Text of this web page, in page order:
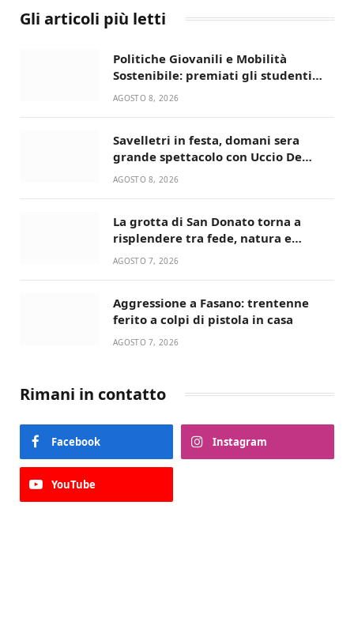
Gli articoli più letti
Politiche Giovanili e Mobilità
Sostenibile: premiati gli studenti
universitari del bando “La strada
AGOSTO 8, 2026
Savelletri in festa, domani sera
grande spettacolo con Uccio De
Santis
AGOSTO 8, 2026
La grotta di San Donato torna a
risplendere tra fede, natura e
devozione
AGOSTO 7, 2026
Aggressione a Fasano: trentenne
ferito a colpi di pistola in casa
AGOSTO 7, 2026
Rimani in contatto
Facebook Instagram
YouTube